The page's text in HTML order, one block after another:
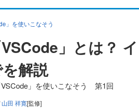
」を使いこなそう
」とは？
解説
」を使いこなそう 第1回
山田 祥寛[監修]